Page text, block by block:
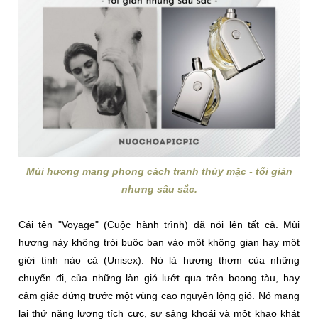
Mùi hương mang phong cách tranh thủy mặc - tối giản
nhưng sâu sắc.
Cái tên "Voyage" (Cuộc hành trình) đã nói lên tất cả. Mùi
hương này không trói buộc bạn vào một không gian hay một
giới tính nào cả (Unisex). Nó là hương thơm của những
chuyến đi, của những làn gió lướt qua trên boong tàu, hay
cảm giác đứng trước một vùng cao nguyên lộng gió. Nó mang
lại thứ năng lượng tích cực, sự sảng khoái và một khao khát